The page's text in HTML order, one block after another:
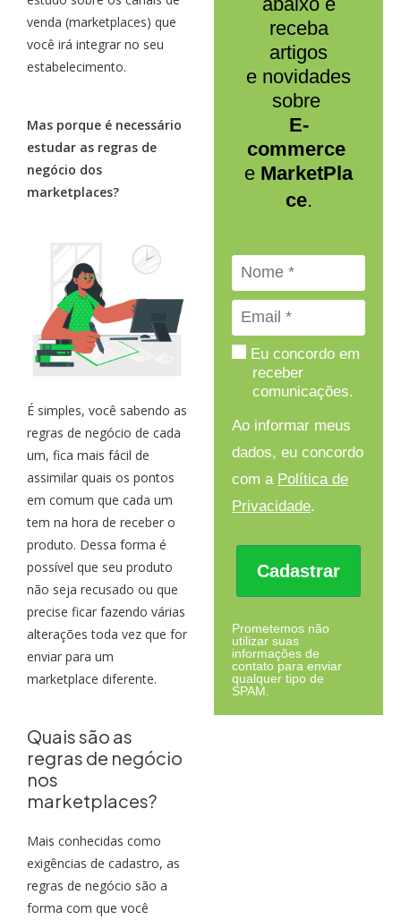
venda (marketplaces) que
você irá integrar no seu
estabelecimento.
Mas porque é necessário
estudar as regras de
negócio dos
marketplaces?
É simples, você sabendo as
regras de negócio de cada
um, fica mais fácil de
assimilar quais os pontos
em comum que cada um
tem na hora de receber o
produto. Dessa forma é
possível que seu produto
não seja recusado ou que
precise ficar fazendo várias
alterações toda vez que for
enviar para um
marketplace diferente.
Quais são as
regras de negócio
nos
marketplaces?
Mais conhecidas como
exigências de cadastro, as
regras de negócio são a
forma com que você
receba
artigos
e novidades
sobre
E-
commerce
e MarketPla
ce.
Eu concordo em
receber
comunicações.
Ao informar meus
dados, eu concordo
com a Política de
Privacidade.
Cadastrar
Prometemos não
utilizar suas
informações de
contato para enviar
qualquer tipo de
SPAM.